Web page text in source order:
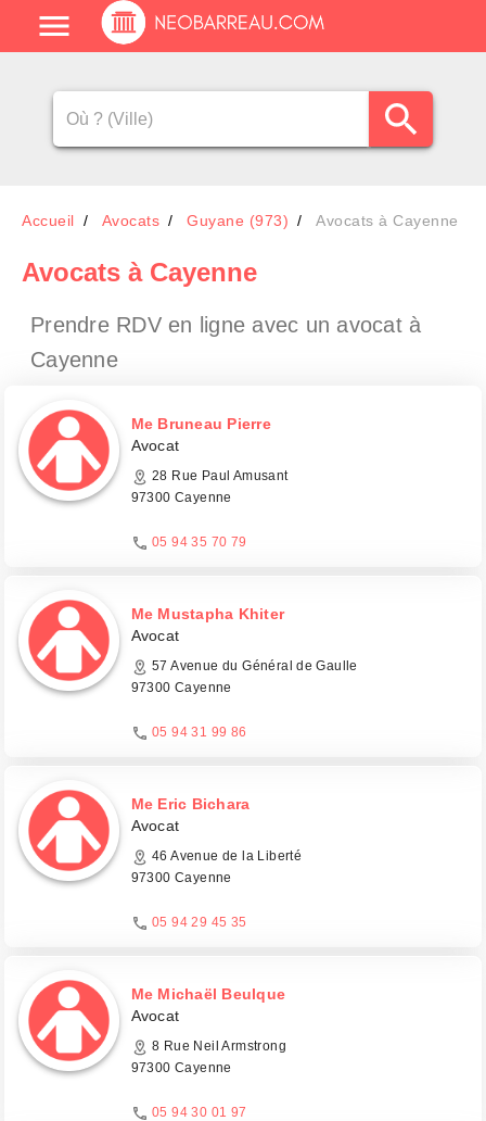
Accueil Avocats Guyane (973) Avocats à Cayenne
Avocats à Cayenne
Prendre RDV en ligne avec un avocat à
Cayenne
Me Bruneau Pierre
Avocat
28 Rue Paul Amusant
97300 Cayenne
05 94 35 70 79
Me Mustapha Khiter
Avocat
57 Avenue du Général de Gaulle
97300 Cayenne
05 94 31 99 86
Me Eric Bichara
Avocat
46 Avenue de la Liberté
97300 Cayenne
05 94 29 45 35
Me Michaël Beulque
Avocat
8 Rue Neil Armstrong
97300 Cayenne
05 94 30 01 97